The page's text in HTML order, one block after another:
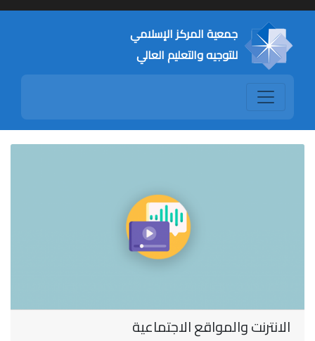
جمعية المركز الإسلامي
للتوجيه والتعليم العالي
الانترنت والمواقع الاجتماعية